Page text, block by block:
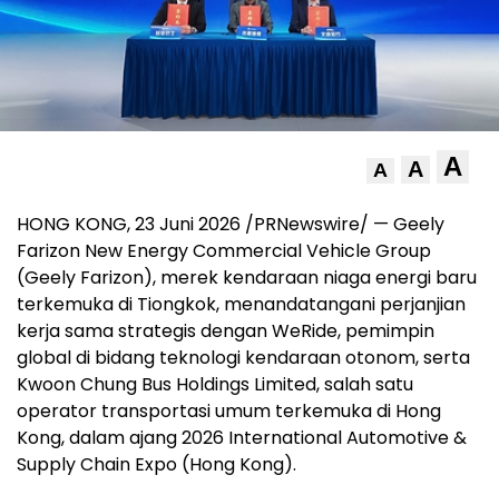
A A A
HONG KONG,23 Juni 2026 /PRNewswire/ — Geely
Farizon New Energy Commercial Vehicle Group
(Geely Farizon), merek kendaraan niaga energi baru
terkemuka di Tiongkok, menandatangani perjanjian
kerja sama strategis dengan WeRide, pemimpin
global di bidang teknologi kendaraan otonom, serta
Kwoon Chung Bus Holdings Limited, salah satu
operator transportasi umum terkemuka di Hong
Kong, dalam ajang 2026 International Automotive &
Supply Chain Expo (Hong Kong).